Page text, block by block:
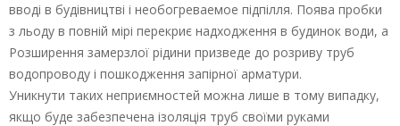
вводі в будівництві і необогреваемое підпілля. Поява пробки
з льоду в повній мірі перекриє надходження в будинок води, а
Розширення замерзлої рідини призведе до розриву труб
водопроводу і пошкодження запірної арматури.
Уникнути таких неприємностей можна лише в тому випадку,
якщо буде забезпечена ізоляція труб своїми руками